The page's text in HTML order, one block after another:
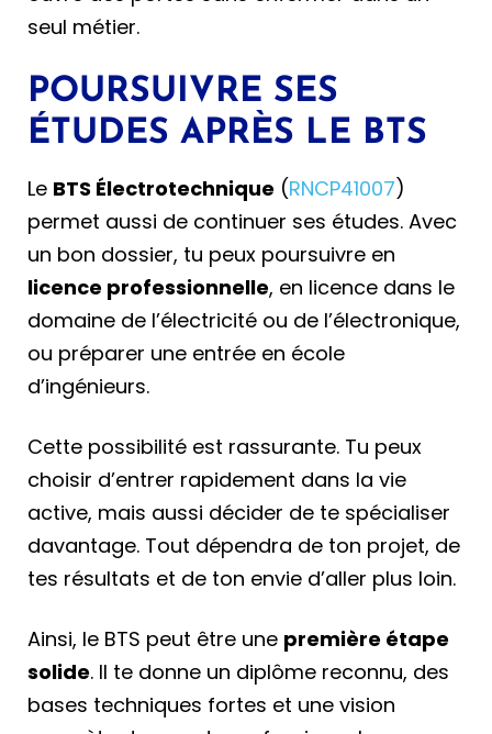
seul métier.
POURSUIVRE SES
ÉTUDES APRÈS LE BTS
Le BTS Électrotechnique (RNCP41007)
permet aussi de continuer ses études. Avec
un bon dossier, tu peux poursuivre en
licence professionnelle, en licence dans le
domaine de l’électricité ou de l’électronique,
ou préparer une entrée en école
d’ingénieurs.
Cette possibilité est rassurante. Tu peux
choisir d’entrer rapidement dans la vie
active, mais aussi décider de te spécialiser
davantage. Tout dépendra de ton projet, de
tes résultats et de ton envie d’aller plus loin.
Ainsi, le BTS peut être une première étape
solide. Il te donne un diplôme reconnu, des
bases techniques fortes et une vision